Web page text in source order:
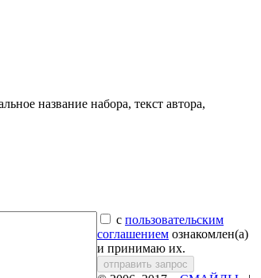
название набора, текст автора,
с пользовательским
соглашением ознакомлен(а)
и принимаю их.
отправить запрос